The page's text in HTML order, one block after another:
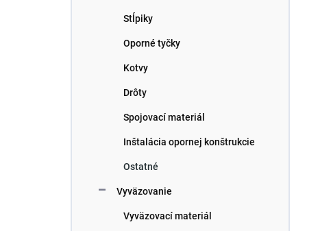
Stĺpiky
Oporné tyčky
Kotvy
Drôty
Spojovací materiál
Inštalácia opornej konštrukcie
Ostatné
Vyväzovanie
Vyväzovací materiál